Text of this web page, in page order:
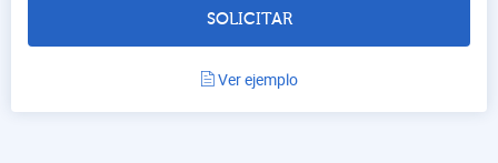
SOLICITAR
Ver ejemplo